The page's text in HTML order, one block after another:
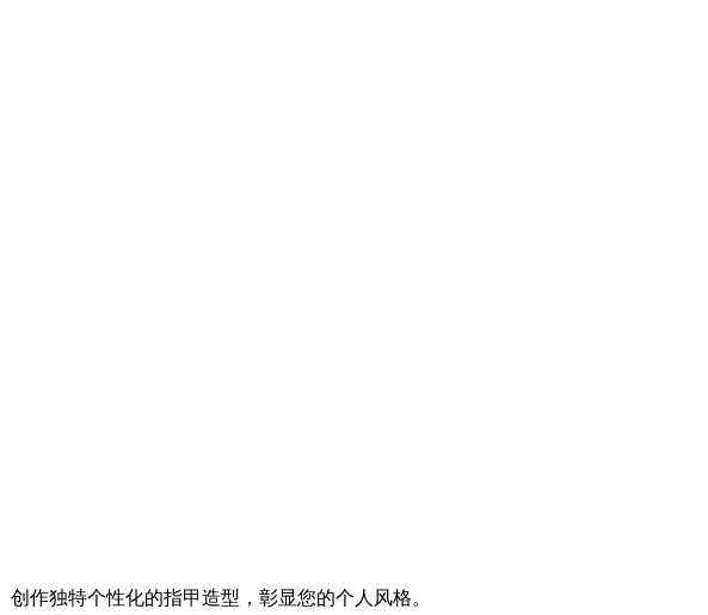
作独特个性化的指甲造型，彰显您的个人风格。